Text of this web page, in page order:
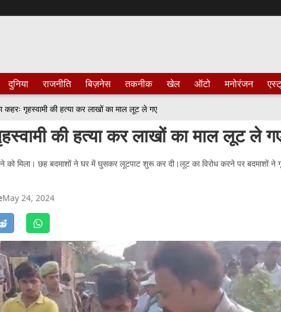
दुनिया राजनीति बिज़नेस तकनीक खेल ऑटो मनोरंजन
कहरः गृहस्वामी की हत्या कर लाखों का माल लूट ले गए
की हत्या कर लाखों का माल लूट ले
मिला। छह बदमाशों ने घर में घुसकर लूटपाट शुरू कर दी।लूट का विरोध करने पर बदमाशों ने
May 24, 2024